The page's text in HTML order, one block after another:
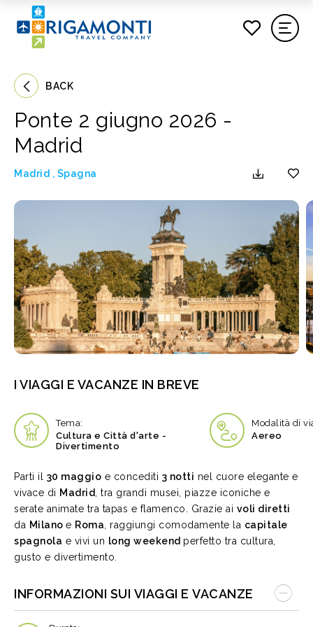
BACK
Ponte 2 giugno 2026 -
Madrid
Madrid , Spagna
I VIAGGI E VACANZE IN BREVE
Tema:
Cultura e Città d'arte -
Divertimento
Modalità di
Aereo
Parti il 30 maggio e concediti 3 notti nel cuore elegante e
vivace di Madrid
, tra grandi musei, piazze iconiche e
serate animate tra tapas e flamenco. Grazie ai voli diretti
da Milano e Roma , raggiungi comodamente la capitale
spagnola e vivi un long weekend perfetto tra cultura,
gusto e divertimento.
INFORMAZIONI SUI VIAGGI E VACANZE